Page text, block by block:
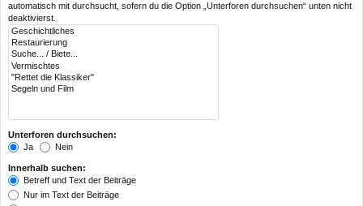
automatisch mit durchsucht, sofern du die Option „Unterforen durchsuchen“ unten nicht
deaktivierst.
Unterforen durchsuchen:
Ja
Nein
Innerhalb suchen:
Betreff und Text der Beiträge
Nur im Text der Beiträge